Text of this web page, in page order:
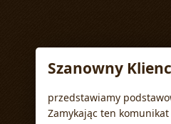
Szanowny
przedstawiamy
Zamykając ten